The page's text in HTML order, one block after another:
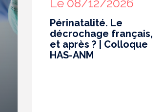
Périnatalité. Le
décrochage français,
et après ? | Colloque
HAS-ANM